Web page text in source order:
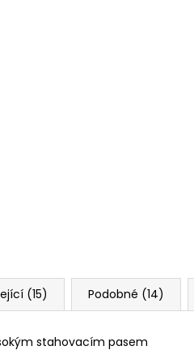
(15) Podobné (14)
stahovacím pasem